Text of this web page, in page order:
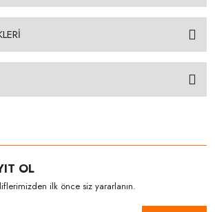
OL
ilk önce siz yararlanın.